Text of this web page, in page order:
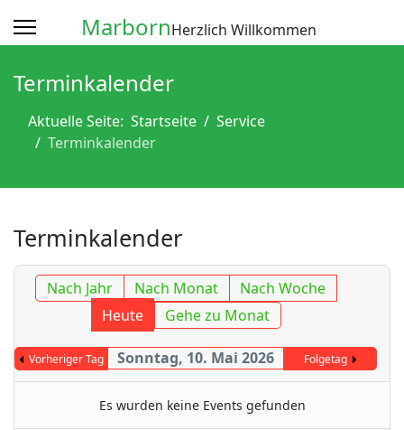
MarbornHerzlich Willkommen
Terminkalender
Aktuelle Seite: Startseite
Service
Terminkalender
Terminkalender
Nach Jahr Nach Monat
Nach Woche
Heute
Gehe zu Monat
Vorheriger Tag Sonntag, 10. Mai 2026 Folgetag
Es wurden keine Events gefunden